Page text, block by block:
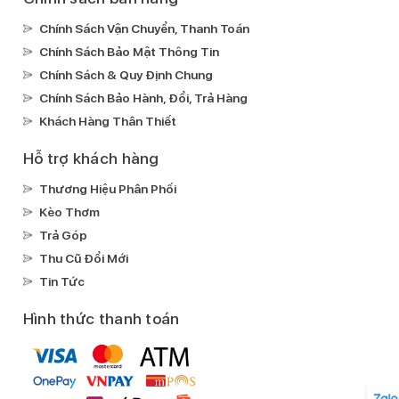
Mở khoá khuôn mặt Face ID
Tính năng đặc biệt:
Âm thanh Dolby Atmos
Loa kép
Công nghệ hình ảnh Dolby Vision
Công nghệ HLG
Chạm 2 lần sáng màn hình
Apple Pay
Chính Sách Vận Chuyển, Thanh Toán
Chính Sách Bảo Mật Thông Tin
Chính Sách & Quy Định Chung
Chính Sách Bảo Hành, Đổi, Trả Hàng
Khách Hàng Thân Thiết
Hỗ trợ khách hàng
Thương Hiệu Phân Phối
Kèo Thơm
Trả Góp
Thu Cũ Đổi Mới
Tin Tức
Hình thức thanh toán